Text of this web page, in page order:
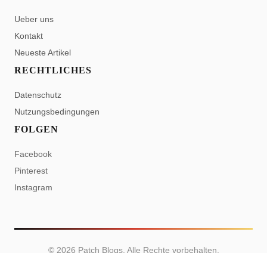
Ueber uns
Kontakt
Neueste Artikel
RECHTLICHES
Datenschutz
Nutzungsbedingungen
FOLGEN
Facebook
Pinterest
Instagram
© 2026 Patch Blogs. Alle Rechte vorbehalten.